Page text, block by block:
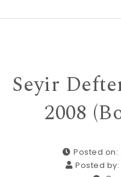
Seyir
2008
Posted on:
Posted by: